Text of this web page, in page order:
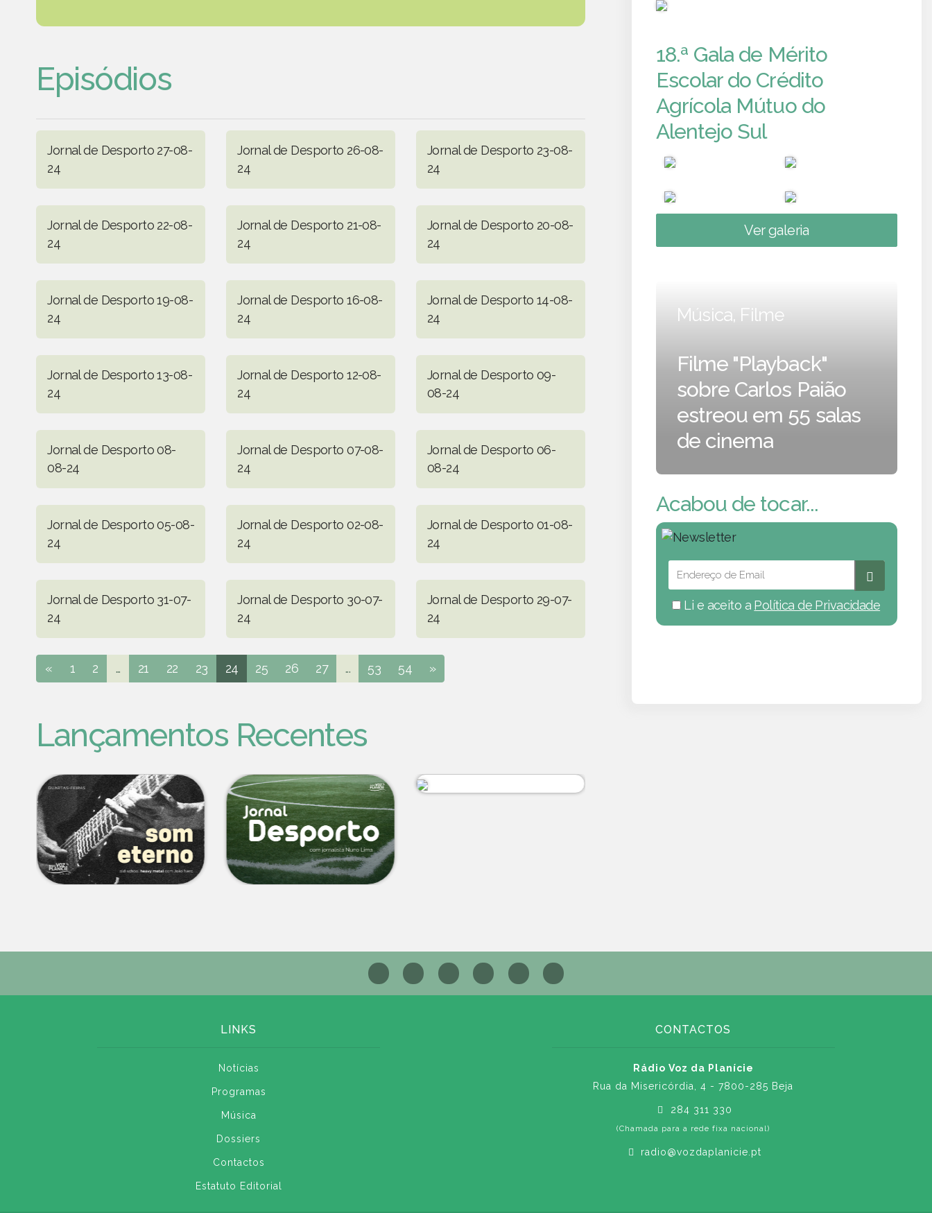
Episódios
Jornal de Desporto 27-08-
24
Jornal de Desporto 26-08-
24
Jornal de Desporto 23-08-
24
Jornal de Desporto 22-08-
24
Jornal de Desporto 21-08-
24
Jornal de Desporto 20-08-
24
Jornal de Desporto 19-08-
24
Jornal de Desporto 16-08-
24
Jornal de Desporto 14-08-
24
Jornal de Desporto 13-08-
24
Jornal de Desporto 12-08-
24
Jornal de Desporto 09-
08-24
Jornal de Desporto 08-
08-24
Jornal de Desporto 07-08-
24
Jornal de Desporto 06-
08-24
Jornal de Desporto 05-08-
24
Jornal de Desporto 02-08-
24
Jornal de Desporto 01-08-
24
Jornal de Desporto 31-07-
24
Jornal de Desporto 30-07-
24
Jornal de Desporto 29-07-
24
« 1 2 ... 21 22 23 24 25 26 27 ... 53 54 »
Lançamentos Recentes
18.ª Gala de Mérito
Escolar do Crédito
Agrícola Mútuo do
Alentejo Sul
Ver galeria
Música, Filme
Filme "Playback"
sobre Carlos Paião
estreou em 55 salas
de cinema
Acabou de tocar...
Li e aceito a Política de Privacidade
LINKS
Notícias
Programas
Música
Dossiers
Contactos
Estatuto Editorial
CONTACTOS
Rádio Voz da Planície
Rua da Misericórdia, 4 - 7800-285 Beja
284 311 330
(Chamada para a rede fixa nacional)
radio@vozdaplanicie.pt